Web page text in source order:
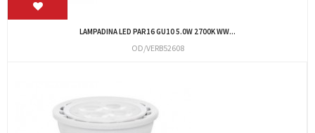
LAMPADINA LED PAR16 GU10 5.0W 2700K WW...
OD/VERB52608